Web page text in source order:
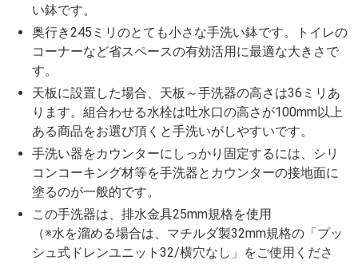
い鉢です。
奥行き245ミリのとても小さな手洗い鉢です。トイレの
コーナーなど省スペースの有効活用に最適な大きさで
す。
天板に設置した場合、天板～手洗器の高さは36ミリあ
ります。組合わせる水栓は吐水口の高さが100mm以上
ある商品をお選び頂くと手洗いがしやすいです。
手洗い器をカウンターにしっかり固定するには、シリ
コンコーキング材等を手洗器とカウンターの接地面に
塗るのが一般的です。
この手洗器は、排水金具25mm規格を使用
（※水を溜める場合は、マチルダ製32mm規格の「プッ
シュ式ドレンユニット32/横穴なし」をご使用くださ